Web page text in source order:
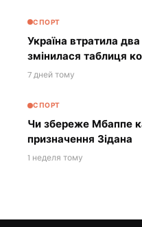
СПОРТ
Україна втратила
змінилася таблиця
7 дней тому
СПОРТ
Чи збереже Мбаппе
призначення Зідана
1 неделя тому